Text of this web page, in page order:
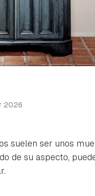
2026
suelen ser unos
de su aspecto,